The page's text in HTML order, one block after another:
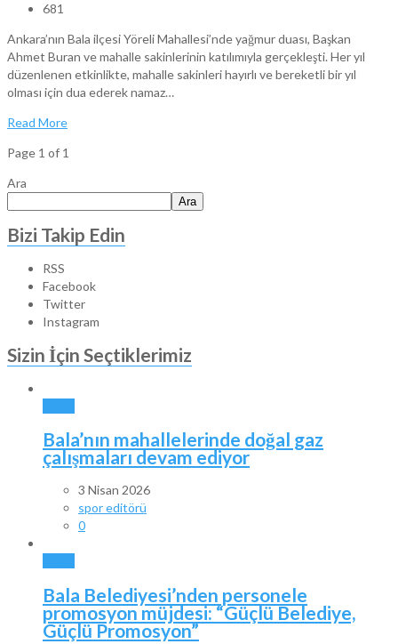
681
Ankara’nın Bala ilçesi Yöreli Mahallesi’nde yağmur duası, Başkan
Ahmet Buran ve mahalle sakinlerinin katılımıyla gerçekleşti. Her yıl
düzenlenen etkinlikte, mahalle sakinleri hayırlı ve bereketli bir yıl
olması için dua ederek namaz…
Read More
Page 1 of 1
Ara
Ara
Bizi Takip Edin
RSS
Facebook
Twitter
Instagram
Sizin İçin Seçtiklerimiz
Bala’nın mahallelerinde doğal gaz
çalışmaları devam ediyor
3 Nisan 2026
spor editörü
0
Bala Belediyesi’nden personele
promosyon müjdesi: “Güçlü Belediye,
Güçlü Promosyon”